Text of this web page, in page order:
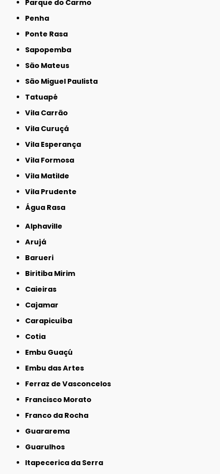
Parque do Carmo
Penha
Ponte Rasa
Sapopemba
São Mateus
São Miguel Paulista
Tatuapé
Vila Carrão
Vila Curuçá
Vila Esperança
Vila Formosa
Vila Matilde
Vila Prudente
Água Rasa
Alphaville
Arujá
Barueri
Biritiba Mirim
Caieiras
Cajamar
Carapicuíba
Cotia
Embu Guaçú
Embu das Artes
Ferraz de Vasconcelos
Francisco Morato
Franco da Rocha
Guararema
Guarulhos
Itapecerica da Serra